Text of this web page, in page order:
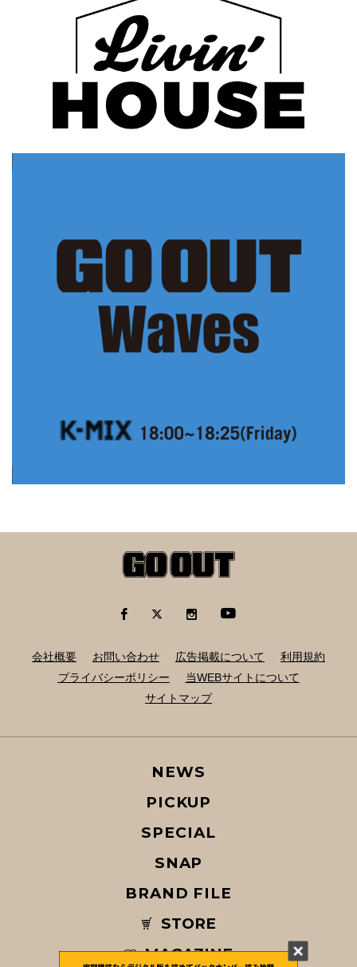
会社概要 お問い合わせ 広告掲載について
利用規約
プライバシーポリシー
当WEBサイトについて
サイトマップ
NEWS
PICKUP
SPECIAL
SNAP
BRAND FILE
STORE
MAGAZINE